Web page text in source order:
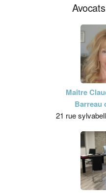
Maître
Barreau
21 rue